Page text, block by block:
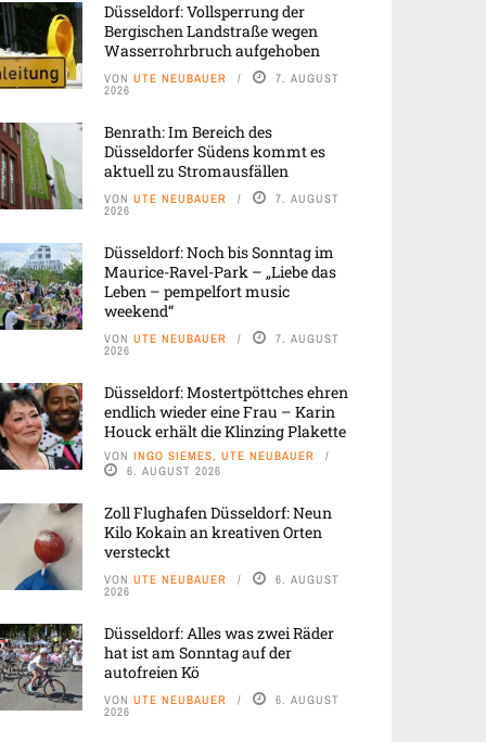
Düsseldorf: Vollsperrung der
Bergischen Landstraße wegen
Wasserrohrbruch aufgehoben
VON UTE NEUBAUER 7. AUGUST
2026
Benrath: Im Bereich des
Düsseldorfer Südens kommt es
aktuell zu Stromausfällen
VON UTE NEUBAUER 7. AUGUST
2026
Düsseldorf: Noch bis Sonntag im
Maurice-Ravel-Park – „Liebe das
Leben – pempelfort music
weekend“
VON UTE NEUBAUER 7. AUGUST
2026
Düsseldorf: Mostertpöttches ehren
endlich wieder eine Frau – Karin
Houck erhält die Klinzing Plakette
VON INGO SIEMES, UTE NEUBAUER
6. AUGUST 2026
Zoll Flughafen Düsseldorf: Neun
Kilo Kokain an kreativen Orten
versteckt
VON UTE NEUBAUER 6. AUGUST
2026
Düsseldorf: Alles was zwei Räder
hat ist am Sonntag auf der
autofreien Kö
VON UTE NEUBAUER 6. AUGUST
2026